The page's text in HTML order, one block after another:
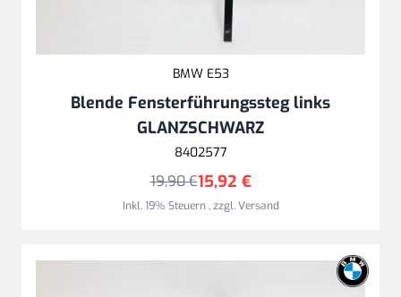
BMW E53
Blende Fensterführungssteg links
GLANZSCHWARZ
8402577
15,92 €
19,90 €
Inkl. 19% Steuern,zzgl.Versand